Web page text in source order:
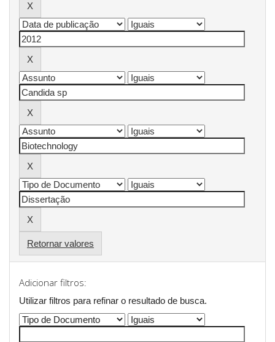
Retornar valores
Adicionar filtros:
Utilizar filtros para refinar o resultado de busca.